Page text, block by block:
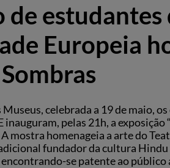
de estudantes
Europeia
celebrada a 19 de maio,
inauguram, pelas 21h, a exposição
mostra homenageia a arte do
fundador da cultura
se patente ao público